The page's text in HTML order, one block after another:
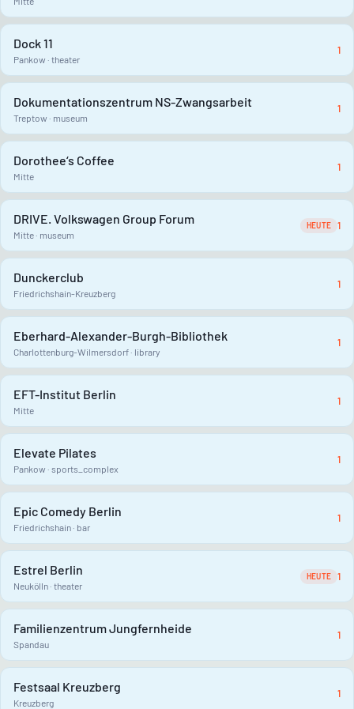
Dock 11
Pankow · theater
1
Dokumentationszentrum NS-Zwangsarbeit
Treptow · museum
1
Dorothee‘s Coffee
Mitte
1
DRIVE. Volkswagen Group Forum
Mitte · museum
HEUTE 1
Dunckerclub
Friedrichshain-Kreuzberg
1
Eberhard-Alexander-Burgh-Bibliothek
Charlottenburg-Wilmersdorf · library
1
EFT-Institut Berlin
Mitte
1
Elevate Pilates
Pankow · sports_complex
1
Epic Comedy Berlin
Friedrichshain · bar
1
Estrel Berlin
Neukölln · theater
HEUTE 1
Familienzentrum Jungfernheide
Spandau
1
Festsaal Kreuzberg
Kreuzberg
1